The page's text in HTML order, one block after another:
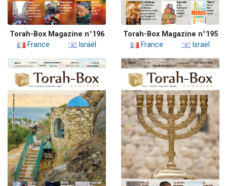
Torah-Box Magazine n°196
France
Israël
Torah-Box Magazine n°195
France
Israël